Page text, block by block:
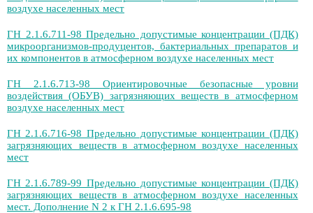
воздухе населенных мест
ГН 2.1.6.711-98 Предельно допустимые концентрации (ПДК)
микроорганизмов-продуцентов, бактериальных препаратов и
их компонентов в атмосферном воздухе населенных мест
ГН 2.1.6.713-98 Ориентировочные безопасные уровни
воздействия (ОБУВ) загрязняющих веществ в атмосферном
воздухе населенных мест
ГН 2.1.6.716-98 Предельно допустимые концентрации (ПДК)
загрязняющих веществ в атмосферном воздухе населенных
мест
ГН 2.1.6.789-99 Предельно допустимые концентрации (ПДК)
загрязняющих веществ в атмосферном воздухе населенных
мест. Дополнение N 2 к ГН 2.1.6.695-98